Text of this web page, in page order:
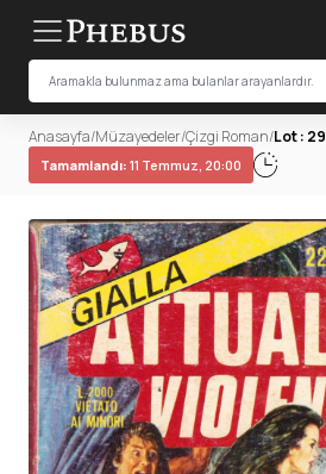
Anasayfa/Müzayedeler/Çizgi Roman/Lot : 29
Tamamlandı: 11 Temmuz, 20:00